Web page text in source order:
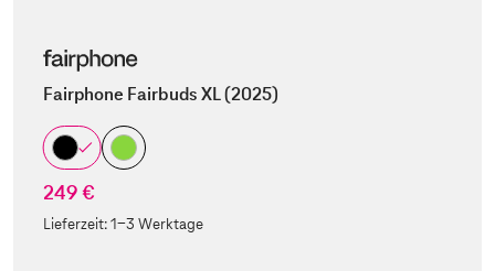
Fairphone Fairbuds XL (2025)
249 €
Lieferzeit:1-3 Werktage